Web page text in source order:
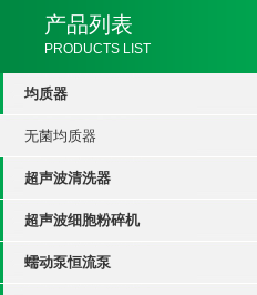
产品列表
PRODUCTS LIST
均质器
无菌均质器
超声波清洗器
超声波细胞粉碎机
蠕动泵恒流泵